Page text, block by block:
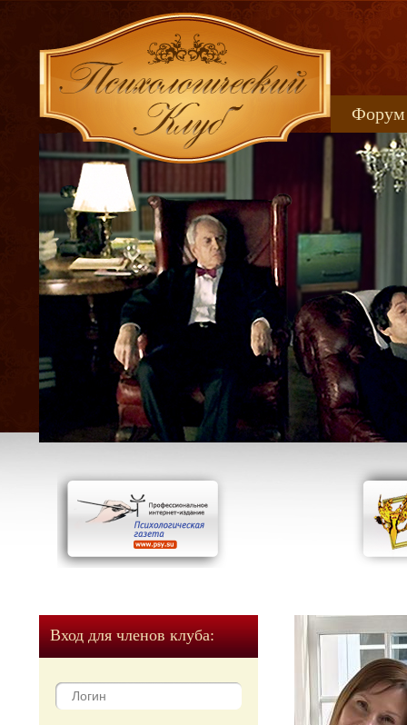
Форум
Вход для членов клуба: